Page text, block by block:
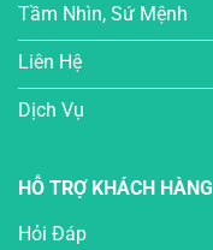
Tầm Nhìn, Sứ Mệnh
Liên Hệ
Dịch Vụ
HỖ TRỢ KHÁCH HÀNG
Hỏi Đáp